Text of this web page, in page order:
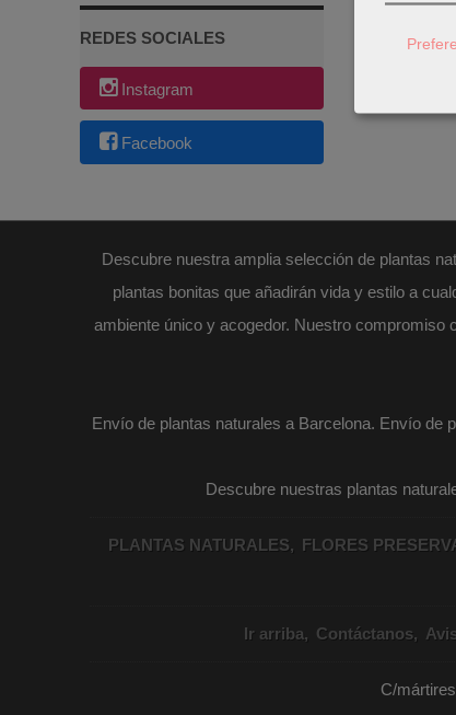
REDES SOCIALES
Instagram
Facebook
Descubre nuestra amplia selección de plantas
plantas bonitas que añadirán vida y estilo a
ambiente único y acogedor. Nuestro compromiso
Envío de plantas naturales a Barcelona. Envío de
Descubre nuestras plantas
PLANTAS NATURALES FLORES
Ir arriba Contáctanos
C/